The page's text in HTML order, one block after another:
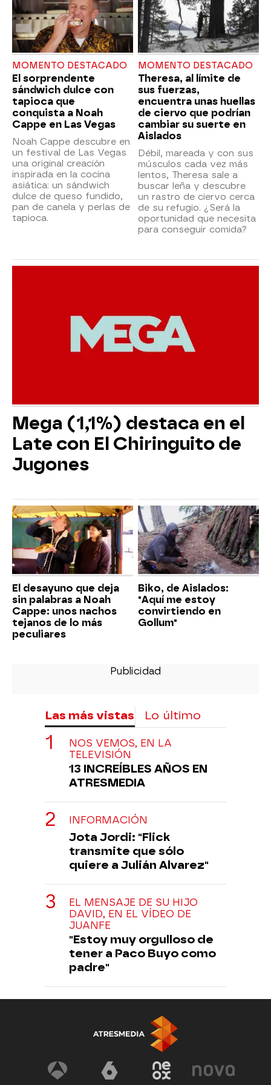
MOMENTO DESTACADO
El sorprendente
sándwich dulce con
tapioca que
conquista a Noah
Cappe en Las Vegas
Noah Cappe descubre en
un festival de Las Vegas
una original creación
inspirada en la cocina
asiática: un sándwich
dulce de queso fundido,
pan de canela y perlas de
tapioca.
MOMENTO DESTACADO
Theresa, al límite de
sus fuerzas,
encuentra unas huellas
de ciervo que podrían
cambiar su suerte en
Aislados
Débil, mareada y con sus
músculos cada vez más
lentos, Theresa sale a
buscar leña y descubre
un rastro de ciervo cerca
de su refugio. ¿Será la
oportunidad que necesita
para conseguir comida?
Mega (1,1%) destaca en el
Late con El Chiringuito de
Jugones
El desayuno que deja
sin palabras a Noah
Cappe: unos nachos
tejanos de lo más
peculiares
Biko, de Aislados:
"Aquí me estoy
convirtiendo en
Gollum"
Las más vistas Lo último
NOS VEMOS, EN LA
TELEVISIÓN
13 INCREÍBLES AÑOS EN
ATRESMEDIA
INFORMACIÓN
Jota Jordi: "Flick
transmite que sólo
quiere a Julián Alvarez"
EL MENSAJE DE SU HIJO
DAVID, EN EL VÍDEO DE
JUANFE
"Estoy muy orgulloso de
tener a Paco Buyo como
padre"